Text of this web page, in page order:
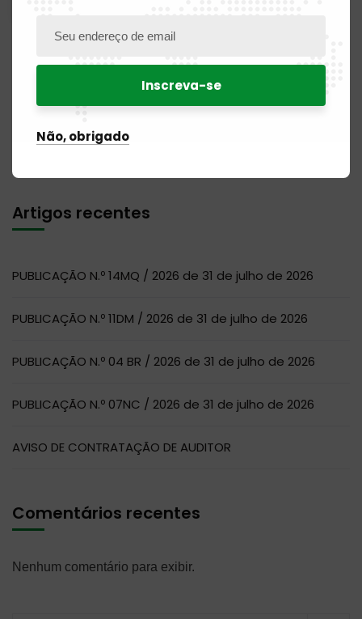
Artigos recentes
PUBLICAÇÃO N.º 14MQ / 2026 de 31 de julho de 2026
PUBLICAÇÃO N.º 11DM / 2026 de 31 de julho de 2026
PUBLICAÇÃO N.º 04 BR / 2026 de 31 de julho de 2026
PUBLICAÇÃO N.º 07NC / 2026 de 31 de julho de 2026
AVISO DE CONTRATAÇÃO DE AUDITOR
Comentários recentes
Nenhum comentário para exibir.
Não, obrigado